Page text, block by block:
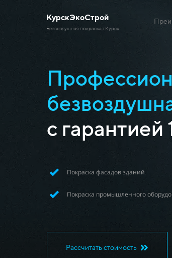
с
Покраска фасадов зданий
Покраска промышленного
Рассчитать стоимость
КурскЭкоСтрой
Безвоздушная покраска г.Курск